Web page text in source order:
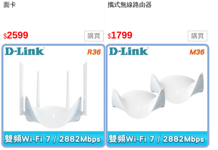
面卡
$2599
攜式無線路由器
$1799